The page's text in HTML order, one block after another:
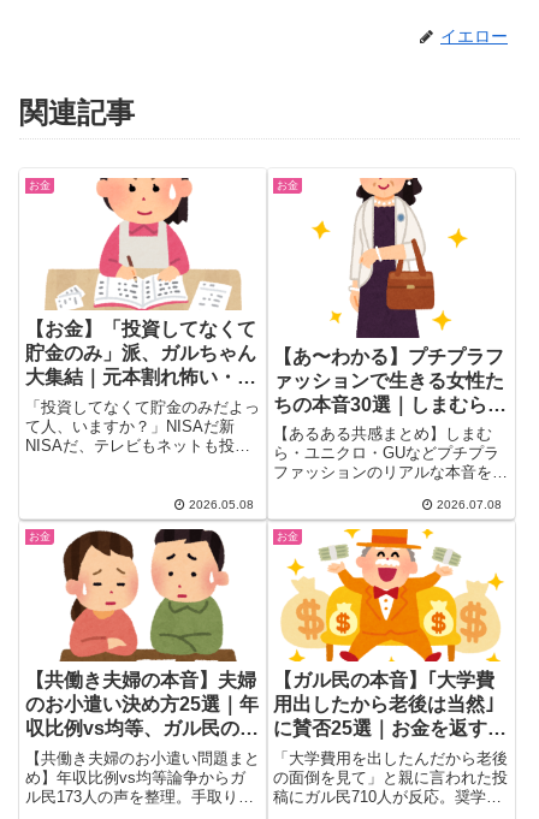
イエロー
関連記事
お金
【お金】「投資してなくて
貯金のみ」派、ガルちゃん
大集結｜元本割れ怖い・勉
強する暇ない・マウント嫌
の本音
「投資してなくて貯金のみだよっ
て人、いますか？」NISAだ新
NISAだ、テレビもネットも投資
2026.05.08
お金
【あ〜わかる】プチプラフ
ァッションで生きる女性た
ちの本音30選｜しまむら・
ユニクロ・GU徹底比較
【あるある共感まとめ】しまむ
ら・ユニクロ・GUなどプチプラ
ファッションのリアルな本音をガ
クロが高く感じるという声から、
パシオス・セカンドストリート活
用術、プチプラでも高見えするコ
ツまで、30〜50代女性が思わず
頷ける本音を厳選して紹介しま
す。
2026.07.08
お金
【共働き夫婦の本音】夫婦
のお小遣い決め方25選｜年
収比例vs均等、ガル民の正
解は？
【共働き夫婦のお小遣い問題まと
め】年収比例vs均等論争からガ
ル民173人の声を整理。手取り何
お金
【ガル民の本音】｢大学費
用出したから老後は当然｣
に賛否25選｜お金を返す・
距離を置く対処法まとめ
「大学費用を出したんだから老後
の面倒を見て」と親に言われた投
稿にガル民710人が反応。奨学金